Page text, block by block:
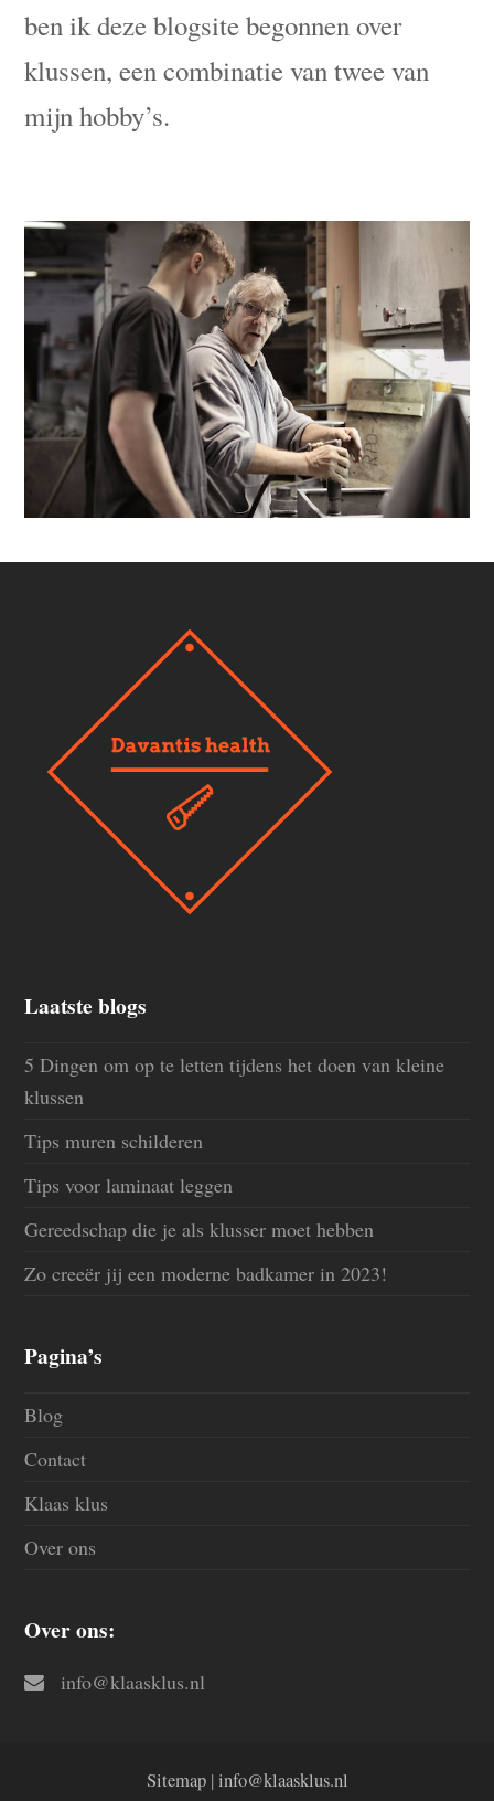
ben ik deze blogsite begonnen over
klussen, een combinatie van twee van
mijn hobby’s.
Laatste blogs
5 Dingen om op te letten tijdens het doen van kleine
klussen
Tips muren schilderen
Tips voor laminaat leggen
Gereedschap die je als klusser moet hebben
Zo creeër jij een moderne badkamer in 2023!
Pagina’s
Blog
Contact
Klaas klus
Over ons
Over ons:
info@klaasklus.nl
Sitemap| info@klaasklus.nl